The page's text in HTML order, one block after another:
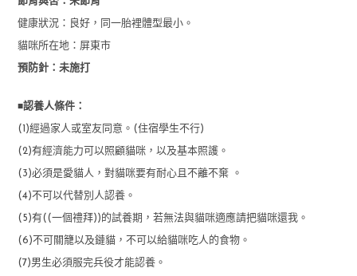
健康狀況：良好，同一胎裡體型最小。
貓咪所在地：屏東市
預防針：未施打
■認養人條件：
(1)經過家人或室友同意。(住宿學生不行)
(2)有經濟能力可以照顧貓咪，以及基本照護。
(3)必須是愛貓人，對貓咪要有耐心且不離不棄 。
(4)不可以代替別人認養。
(5)有((一個禮拜))的試養期，若無法與貓咪適應請把貓咪還我。
(6)不可關籠以及鏈貓，不可以給貓咪吃人的食物。
(7)男生必須服完兵役才能認養。